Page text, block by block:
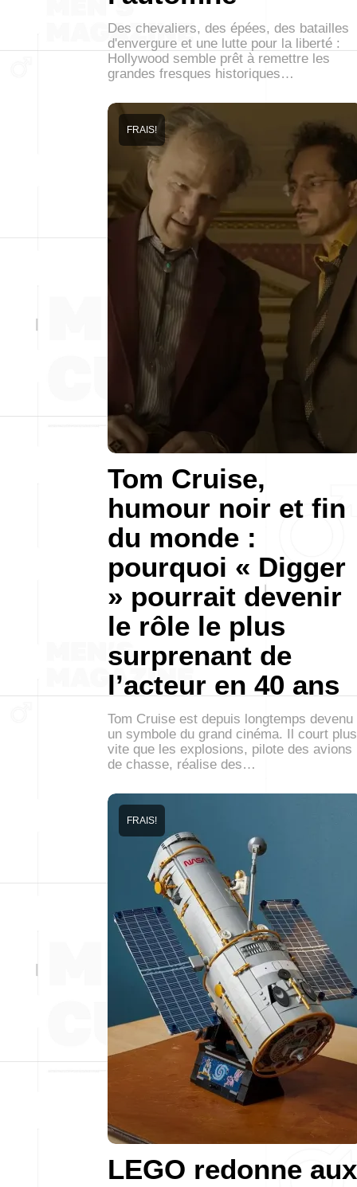
Des chevaliers, des épées, des batailles
d'envergure et une lutte pour la liberté :
Hollywood semble prêt à remettre les
grandes fresques historiques…
Tom Cruise,
humour noir et fin
du monde :
pourquoi « Digger
» pourrait devenir
le rôle le plus
surprenant de
l’acteur en 40 ans
FRAIS!
Tom Cruise est depuis longtemps devenu
un symbole du grand cinéma. Il court plus
vite que les explosions, pilote des avions
de chasse, réalise des…
LEGO redonne aux
FRAIS!